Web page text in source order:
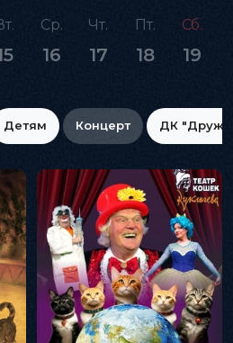
Ср.
16
Чт.
17
Пт.
18
Сб.
19
Детям Концерт ДК